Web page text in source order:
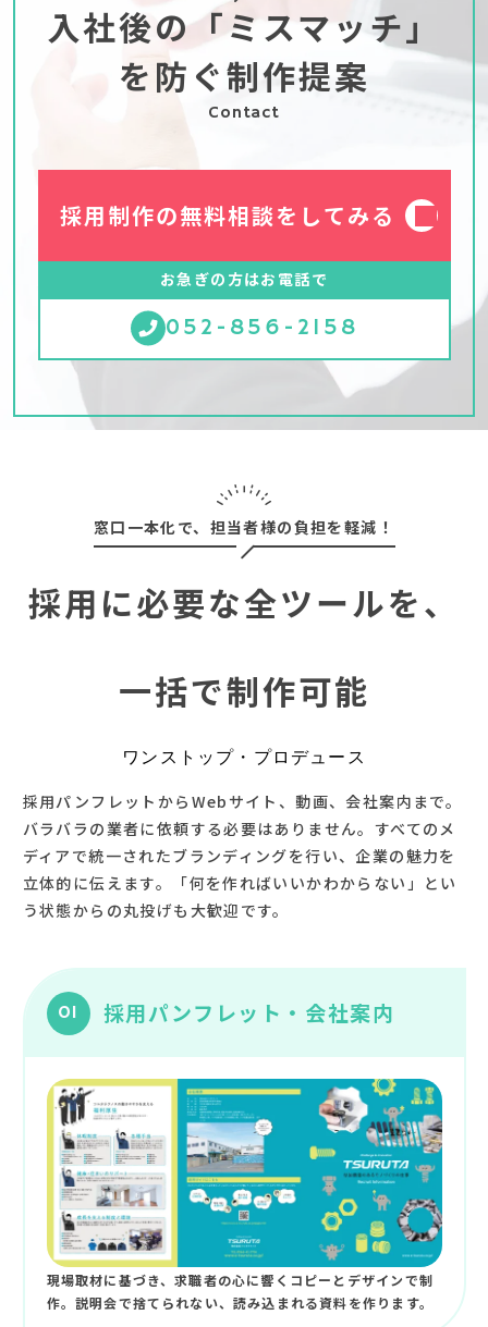
入社後の「ミスマッチ」
を防ぐ制作提案
Contact
採用制作の無料相談をしてみる
お急ぎの方はお電話で
052-856-2158
窓口一本化で、担当者様の負担を軽減！
採用に必要な全ツールを、
一括で制作可能
ワンストップ・プロデュース
採用パンフレットからWebサイト、動画、会社案内まで。
バラバラの業者に依頼する必要はありません。すべてのメ
ディアで統一されたブランディングを行い、企業の魅力を
立体的に伝えます。「何を作ればいいかわからない」とい
う状態からの丸投げも大歓迎です。
01 採用パンフレット・会社案内
現場取材に基づき、求職者の心に響くコピーとデザインで制
作。説明会で捨てられない、読み込まれる資料を作ります。